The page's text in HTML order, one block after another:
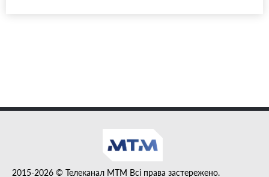
2015-2026 © Телеканал MTM Всі права застережено.